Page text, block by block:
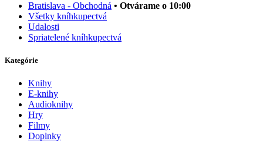
Bratislava - Obchodná • Otvárame o 10:00
Všetky kníhkupectvá
Udalosti
Spriatelené kníhkupectvá
Kategórie
Knihy
E-knihy
Audioknihy
Hry
Filmy
Doplnky